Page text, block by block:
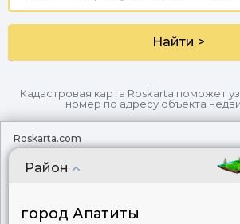
Найти >
Кадастровая карта Roskarta поможет
номер по адресу объекта
Roskarta.com
Район
город Апатиты